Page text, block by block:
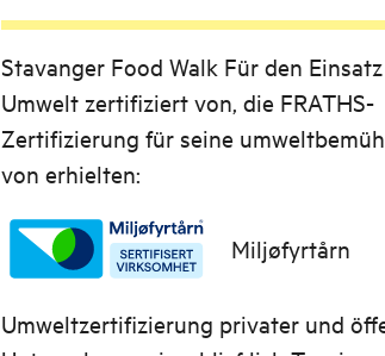
Stavanger Food Walk Für den
Umwelt zertifiziert von, die FRATHS-
Zertifizierung für seine
von erhielten:
Miljøfyrtårn
Umweltzertifizierung privater und